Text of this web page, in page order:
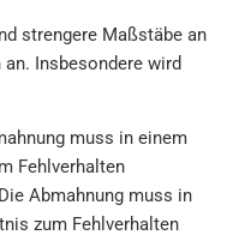
strengere Maßstäbe an
Insbesondere wird
muss in einem
Fehlverhalten
Abmahnung muss in
zum Fehlverhalten